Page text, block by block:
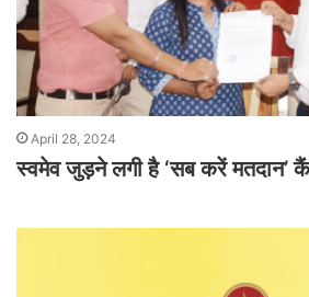
April 28, 2024
स्वमेव जुड़ने लगी है ‘सब करें मतदान’